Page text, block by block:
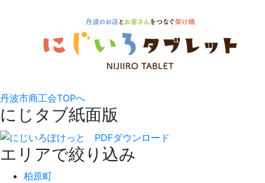
丹波市商工会TOPへ
にじタブ紙面版
エリアで絞り込み
柏原町